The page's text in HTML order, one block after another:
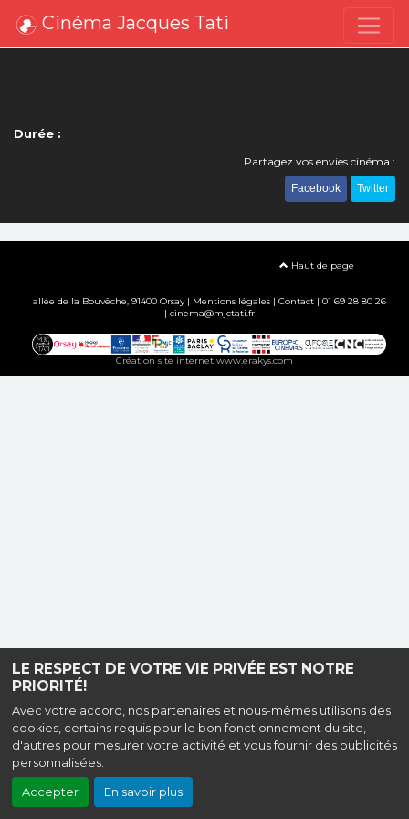
LE RESPECT DE VOTRE VIE PRIVÉE EST NOTRE
PRIORITÉ!
Avec votre accord, nos partenaires et nous-mêmes utilisons des
cookies, certains requis pour le bon fonctionnement du site,
d'autres pour mesurer votre activité et vous fournir des publicités
personnalisées.
Accepter En savoir plus
Cinéma Jacques Tati
Durée :
Partagez vos envies cinéma :
Facebook Twitter
Haut de page
allée de la Bouvêche, 91400 Orsay | Mentions légales| Contact| 01 69 28 80 26
| cinema@mjctati.fr
Création site internet www.erakys.com